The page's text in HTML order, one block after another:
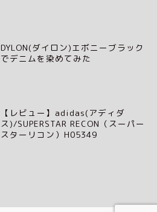
DYLON(ダイロン)エボニーブラック
でデニムを染めてみた
【レビュー】adidas(アディダ
ス)/SUPERSTAR RECON（スーパー
スターリコン）H05349